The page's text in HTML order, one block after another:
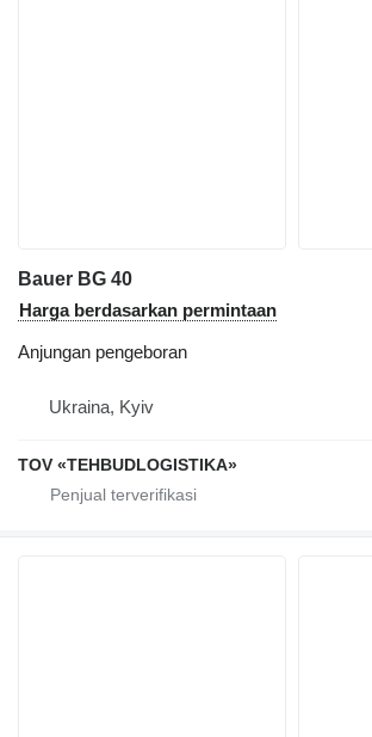
Bauer BG 40
Harga berdasarkan permintaan
Anjungan pengeboran
Ukraina, Kyiv
TOV «TEHBUDLOGISTIKA»